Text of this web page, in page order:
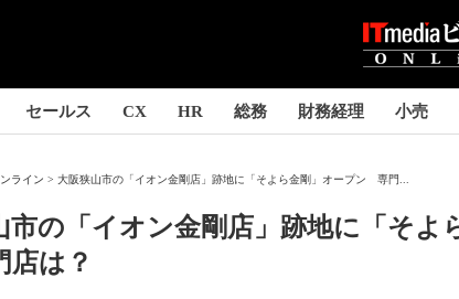
セールス CX HR 総務 財務経理 小売
ライン 大阪狭山市の「イオン金剛店」跡地に「そよら金剛」オープン 専門...
市の「イオン金剛店」跡地に「そよ
は？